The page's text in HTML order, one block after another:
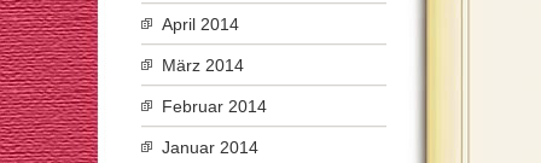
April 2014
März 2014
Februar 2014
Januar 2014